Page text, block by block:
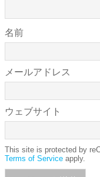
名前
メールアドレス
ウェブサイト
This site is protected by
Terms of Service apply.